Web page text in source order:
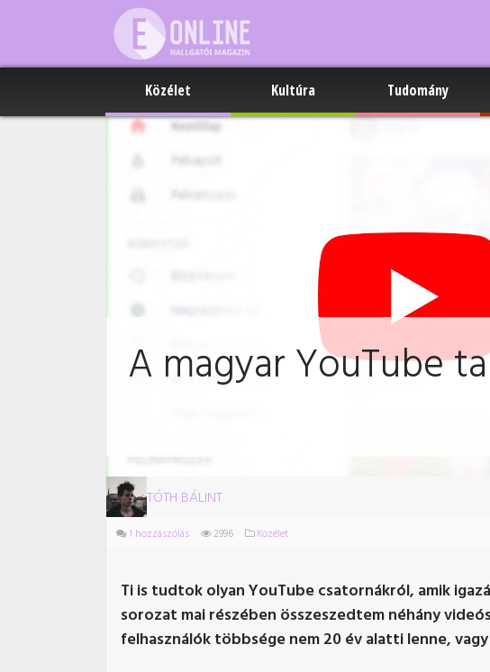
Közélet Kultúra Tudomány
A magyar YouTube
TÓTH BÁLINT
1 hozzászólás 2996 Közélet
Ti is tudtok olyan YouTube csatornákról, amik
sorozat mai részében összeszedtem néhány
felhasználók többsége nem 20 év alatti lenne,